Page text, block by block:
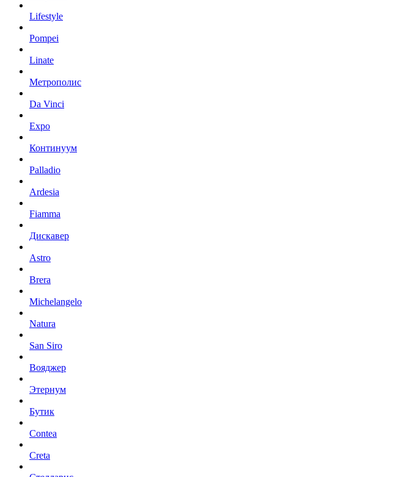
Lifestyle
Pompei
Linate
Метрополис
Da Vinci
Expo
Континуум
Palladio
Ardesia
Fiamma
Дискавер
Astro
Brera
Michelangelo
Natura
San Siro
Вояджер
Этернум
Бутик
Contea
Creta